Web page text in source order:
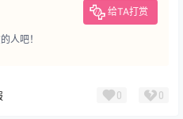
给TA打赏
人吧！
0 0